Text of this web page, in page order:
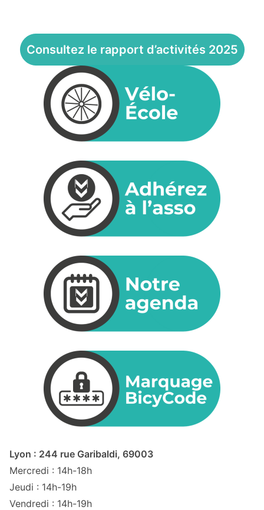
Consultez le rapport d’activités 2025
Lyon : 244 rue Garibaldi, 69003
Mercredi : 14h-18h
Jeudi : 14h-19h
Vendredi : 14h-19h